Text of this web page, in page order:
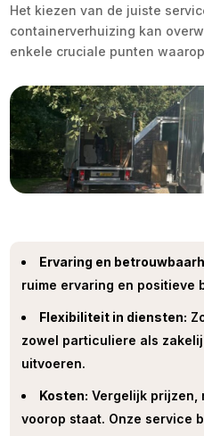
Het kiezen van de juiste
containerverhuizing kan
enkele cruciale punten
Ervaring en
ruime ervaring en positieve
Flexibiliteit in diensten:
zowel particuliere als
uitvoeren.
Kosten: Vergelijk prijzen,
voorop staat. Onze service